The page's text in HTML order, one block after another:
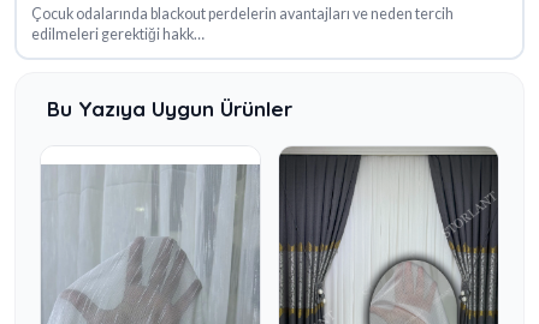
Çocuk odalarında blackout perdelerin avantajları ve neden tercih
edilmeleri gerektiği hakk…
Bu Yazıya Uygun Ürünler